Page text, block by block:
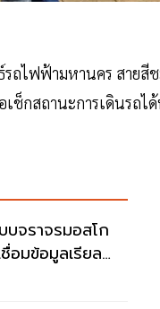
ถไฟฟ้ามหานคร สายสี
ช็กสถานะการเดินรถไ
บจราจรมอสโก
อมข้อมูลเรียล